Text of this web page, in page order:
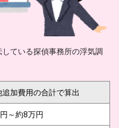
ている探偵事務所の浮気調
加費用の合計で算出
～約8万円